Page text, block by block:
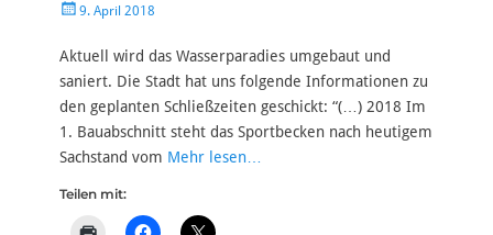
Veröffentlicht
9. April 2018
Aktuell wird das Wasserparadies umgebaut und
saniert. Die Stadt hat uns folgende Informationen zu
den geplanten Schließzeiten geschickt: “(…) 2018 Im
1. Bauabschnitt steht das Sportbecken nach heutigem
Sachstand vom Mehr lesen…
Teilen mit: